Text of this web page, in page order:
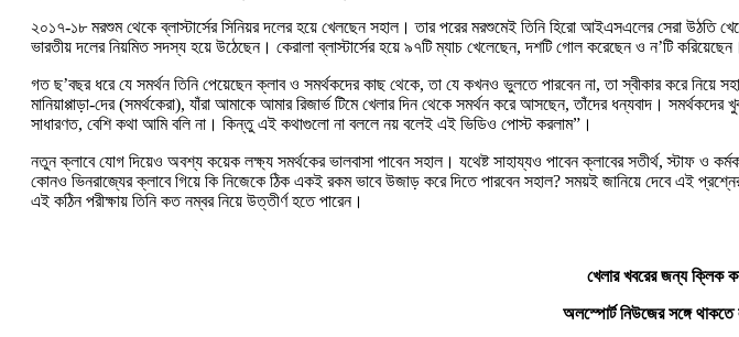
২০১৭-১৮ মরশুম থেকে ব্লাস্টার্সের সিনিয়র দলের হয়ে খেলছেন সহাল। তার পরের মরশুমেই তিনি হিরো আইএসএলের সেরা উঠতি
ভারতীয় দলের নিয়মিত সদস্য হয়ে উঠেছেন। কেরালা ব্লাস্টার্সের হয়ে ৯৭টি ম্যাচ খেলেছেন, দশটি গোল করেছেন ও ন’টি করিয়েছেন।
গত ছ’বছর ধরে যে সমর্থন তিনি পেয়েছেন ক্লাব ও সমর্থকদের কাছ থেকে, তা যে কখনও ভুলতে পারবেন না, তা স্বীকার করে নিয়ে
মানিয়াপ্পাড়া-দের (সমর্থকেরা), যাঁরা আমাকে আমার রিজার্ভ টিমে খেলার দিন থেকে সমর্থন করে আসছেন, তাঁদের ধন্যবাদ।
সাধারণত, বেশি কথা আমি বলি না। কিন্তু এই কথাগুলো না বললে নয় বলেই এই ভিডিও পোস্ট করলাম”।
নতুন ক্লাবে যোগ দিয়েও অবশ্য কয়েক লক্ষ্য সমর্থকের ভালবাসা পাবেন সহাল। যথেষ্ট সাহায্যও পাবেন ক্লাবের সতীর্থ, স্টাফ ও
কোনও ভিনরাজ্যের ক্লাবে গিয়ে কি নিজেকে ঠিক একই রকম ভাবে উজাড় করে দিতে পারবেন সহাল? সময়ই জানিয়ে দেবে এই
এই কঠিন পরীক্ষায় তিনি কত নম্বর নিয়ে উত্তীর্ণ হতে পারেন।
খেলার খবরের জন্য ক্লিক
অলস্পোর্ট নিউজের সঙ্গে